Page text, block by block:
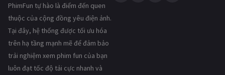
PhimFun tự hào là điểm đến quen
thuộc của cộng đồng yêu điện ảnh.
Tại đây, hệ thống được tối ưu hóa
trên hạ tầng mạnh mẽ để đảm bảo
trải nghiệm xem phim fun của bạn
luôn đạt tốc độ tải cực nhanh và